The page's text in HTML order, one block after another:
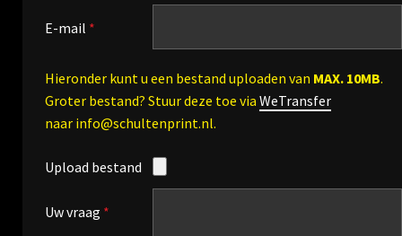
E-mail *
Hieronder kunt u een bestand uploaden van MAX. 10MB.
Groter bestand? Stuur deze toe via WeTransfer
naar info@schultenprint.nl.
Upload bestand
Uw vraag *